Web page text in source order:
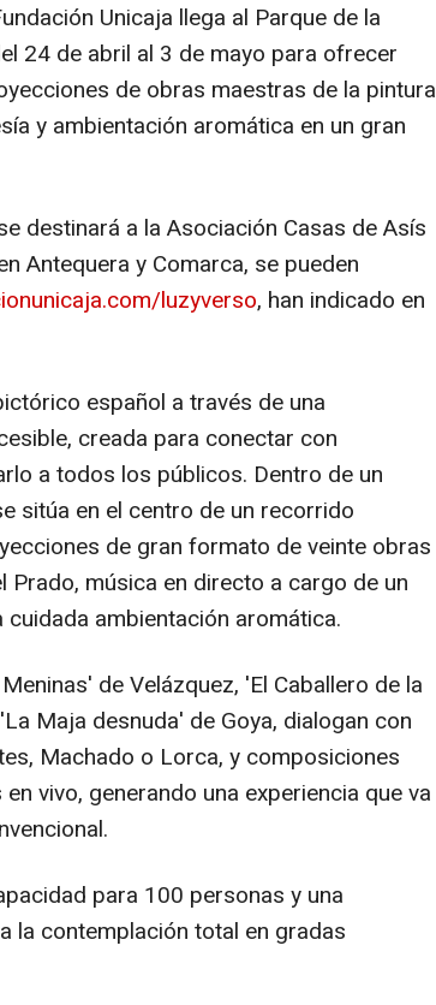
Unicaja llega al Parque de la
24 de abril al 3 de mayo para ofrecer
de obras maestras de la pintura
y ambientación aromática en un gran
destinará a la Asociación Casas de Asís
Antequera y Comarca, se pueden
luzyverso, han indicado en
español a través de una
creada para conectar con
a todos los públicos. Dentro de un
sitúa en el centro de un recorrido
de gran formato de veinte obras
música en directo a cargo de un
ambientación aromática.
de Velázquez, 'El Caballero de la
Maja desnuda' de Goya, dialogan con
Machado o Lorca, y composiciones
vivo, generando una experiencia que va
para 100 personas y una
la contemplación total en gradas